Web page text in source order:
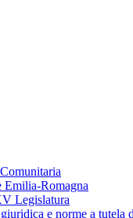
Emilia-Romagna
Legislatura
e norme a tutela